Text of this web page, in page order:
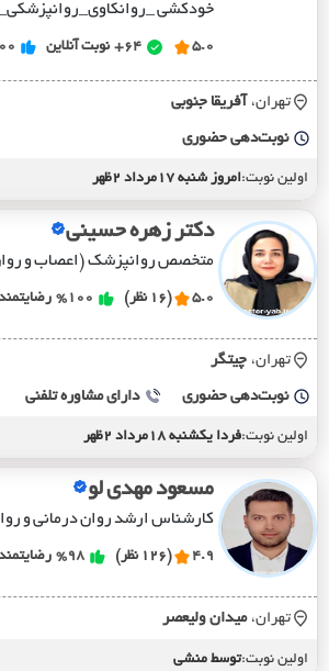
خودکشی
5.0
64+ نوبت آنلاین
تهران، آفريقا جنوبي
نوبت‌دهی حضوری
اولین نوبت:امروز شنبه 17مرداد 2ظهر
دکتر زهره حسینی
متخصص روانپزشک (اعصاب و
5.0 (16 نظر) %100
تهران، چيتگر
نوبت‌دهی حضوری دارای مشاوره تلفنی
اولین نوبت:فردا یکشنبه 18مرداد 2ظهر
مسعود مهدی لو
کارشناس ارشد روان درمانی و
4.9 (126 نظر) %98
تهران، ميدان وليعصر
اولین نوبت:توسط منشی